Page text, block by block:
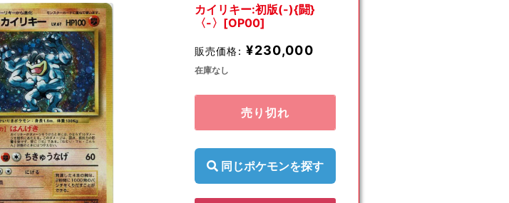
カイリキー:初版(-){闘}
〈-〉[OP00]
販売価格: ¥230,000
在庫なし
売り切れ
同じポケモンを探す